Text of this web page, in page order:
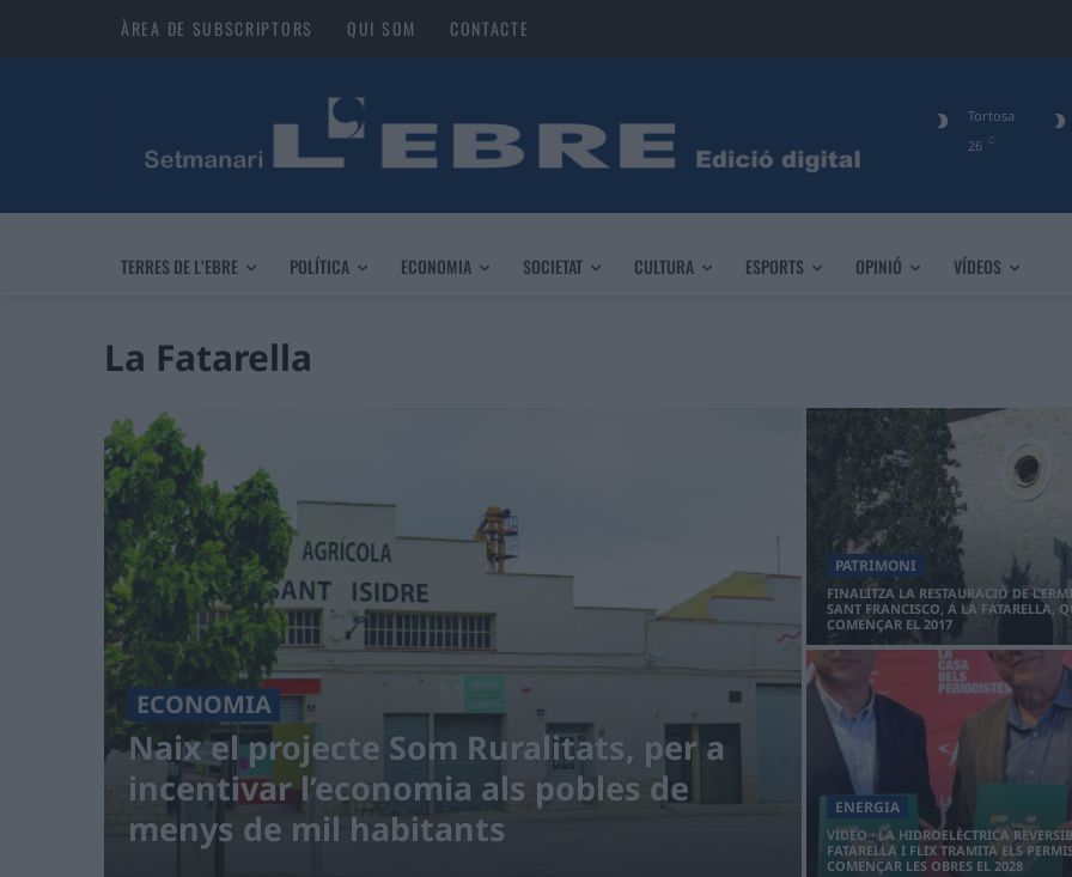
ÀREA DE SUBSCRIPTORS QUI SOM CONTACTE
26 C
Tortosa
TERRES DE L’EBRE POLÍTICA ECONOMIA SOCIETAT CULTURA ESPORTS OPINIÓ VÍDEOS
La Fatarella
ECONOMIA
Naix el projecte Som Ruralitats, per a
incentivar l’economia als pobles de
menys de mil habitants
PATRIMONI
FINALITZA LA RESTAURACIÓ DE
SANT FRANCISCO, A LA FATARELLA,
COMENÇAR EL 2017
ENERGIA
VÍDEO · LA HIDROELÈCTRICA
FATARELLA I FLIX TRAMITA ELS
COMENÇAR LES OBRES EL 2028